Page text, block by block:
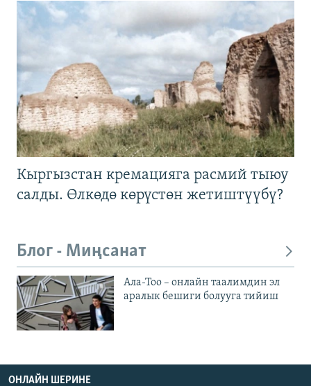
Кыргызстан кремацияга расмий тыюу
салды. Өлкөдө көрүстөн жетиштүүбү?
Блог - Миңсанат
Ала-Тоо – онлайн таалимдин эл
аралык бешиги болууга тийиш
ОНЛАЙН ШЕРИНЕ